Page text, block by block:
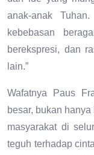
anak-anak
kebebasan
berekspresi, dan
lain.”
Wafatnya Paus
besar, bukan
masyarakat di
teguh terhadap